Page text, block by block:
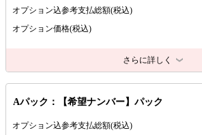
オプション込参考支払総額(税込)
オプション価格(税込)
さらに詳しく
Aパック：【希望ナンバー】パック
オプション込参考支払総額(税込)